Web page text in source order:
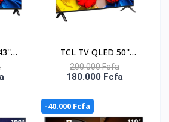
-
TCL TV QLED 50''
CONNECTEE GOOGLE -
50S5K
200.000 Fcfa
180.000 Fcfa
-40.000 Fcfa